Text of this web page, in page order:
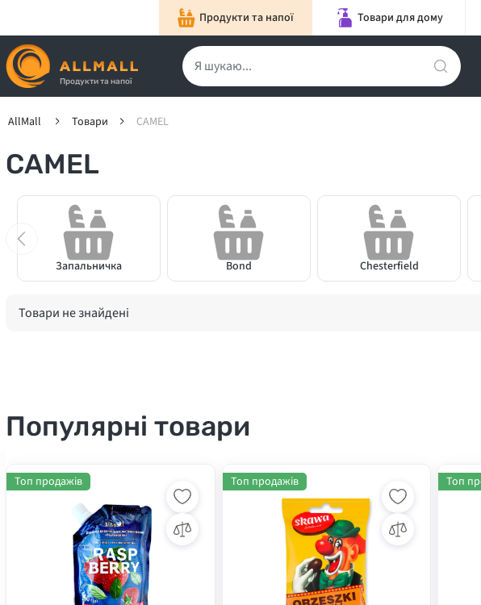
Продукти та напої Товари для дому
Продукти та напої
AllMall Товари CAMEL
CAMEL
Запальничка Bond Chesterfield
Товари не знайдені
Популярні товари
Топ продажів Топ продажів Топ